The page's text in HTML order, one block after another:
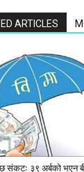
ARTICLES
संकटः ३९ अर्बको भएन